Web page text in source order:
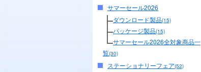
サマーセール2026
ダウンロード製品(15)
パッケージ製品(15)
サマーセール2026全対象商品一
覧(30)
ステーショナリーフェア(52)